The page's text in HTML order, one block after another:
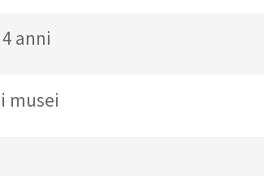
anni
musei